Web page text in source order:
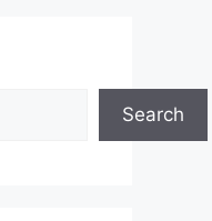
Search